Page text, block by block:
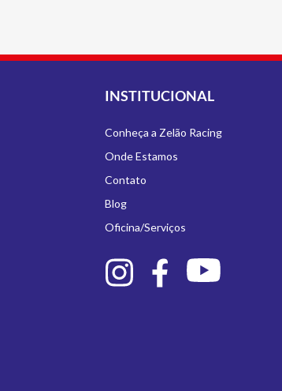
INSTITUCIONAL
Conheça a Zelão Racing
Onde Estamos
Contato
Blog
Oficina/Serviços